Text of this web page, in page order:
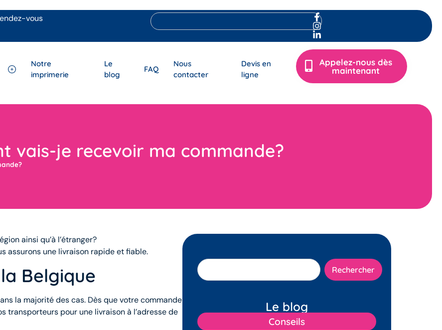
vous
Notre
imprimerie
Le
blog
FAQ
Nous
contacter
Devis en
ligne
Appelez-nous dès
maintenant
vais-je recevoir ma commande?
ainsi qu’à l’étranger?
assurons une livraison rapide et fiable.
Belgique
la majorité des cas. Dès que votre commande
transporteurs pour une livraison à l’adresse de
Rechercher
Le blog
Conseils